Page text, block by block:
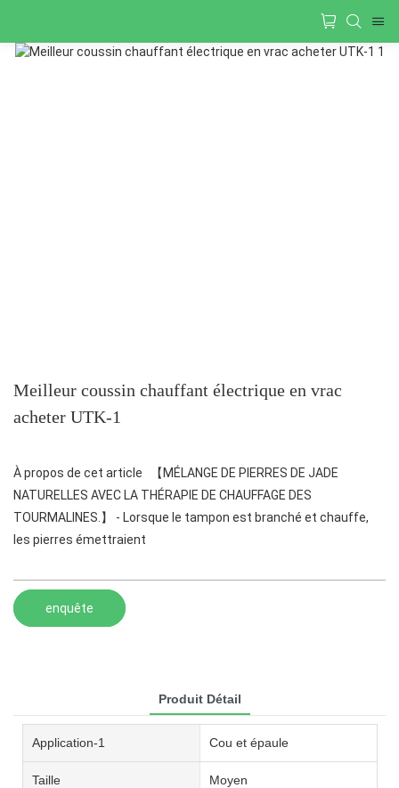
Meilleur coussin chauffant électrique en vrac
acheter UTK-1
À propos de cet article 【MÉLANGE DE PIERRES DE JADE
NATURELLES AVEC LA THÉRAPIE DE CHAUFFAGE DES
TOURMALINES.】 - Lorsque le tampon est branché et chauffe,
les pierres émettraient
enquête
Produit Détail
Application-1 Cou et épaule
Taille Moyen